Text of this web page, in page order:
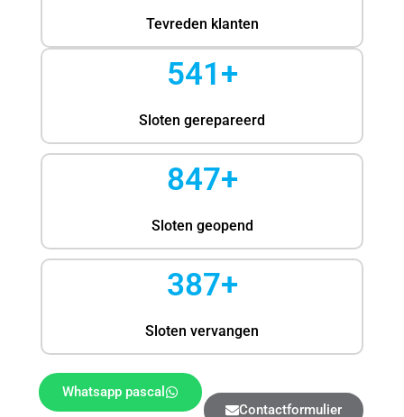
Tevreden klanten
541+
Sloten gerepareerd
847+
Sloten geopend
387+
Sloten vervangen
Whatsapp pascal
Contactformulier